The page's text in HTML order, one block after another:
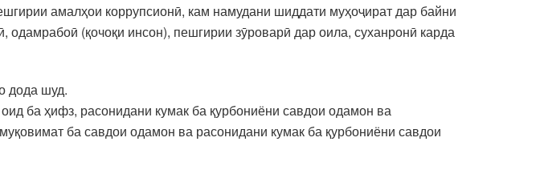
амалҳои коррупсионӣ, кам намудани шиддати муҳоҷират дар байни
(қочоқи инсон), пешгирии зӯроварӣ дар оила, суханронӣ карда
дода шуд.
ба ҳифз, расонидани кумак ба қурбониёни савдои одамон ва
ба савдои одамон ва расонидани кумак ба қурбониёни савдои